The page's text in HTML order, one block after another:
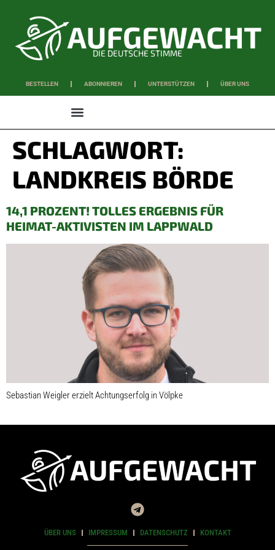
DIE DEUTSCHE STIMME
BESTELLEN ABONNIEREN UNTERSTÜTZEN ÜBER UNS
SCHLAGWORT:
LANDKREIS BÖRDE
14,1 PROZENT! TOLLES ERGEBNIS FÜR
HEIMAT-AKTIVISTEN IM LAPPWALD
Sebastian Weigler erzielt Achtungserfolg in Völpke
ÜBER UNS IMPRESSUM DATENSCHUTZ KONTAKT